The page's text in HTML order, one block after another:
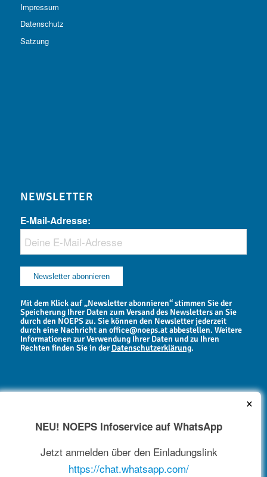
Impressum
Datenschutz
Satzung
NEWSLETTER
E-Mail-Adresse:
Mit dem Klick auf „Newsletter abonnieren“ stimmen Sie der
Speicherung Ihrer Daten zum Versand des Newsletters an Sie
durch den NOEPS zu. Sie können den Newsletter jederzeit
durch eine Nachricht an office@noeps.at abbestellen. Weitere
Informationen zur Verwendung Ihrer Daten und zu Ihren
Rechten finden Sie in derDatenschutzerklärung.
NEWSARCHIV
×
NEU! NOEPS Infoservice auf WhatsApp
Jetzt anmelden über den Einladungslink
https://chat.whatsapp.com/